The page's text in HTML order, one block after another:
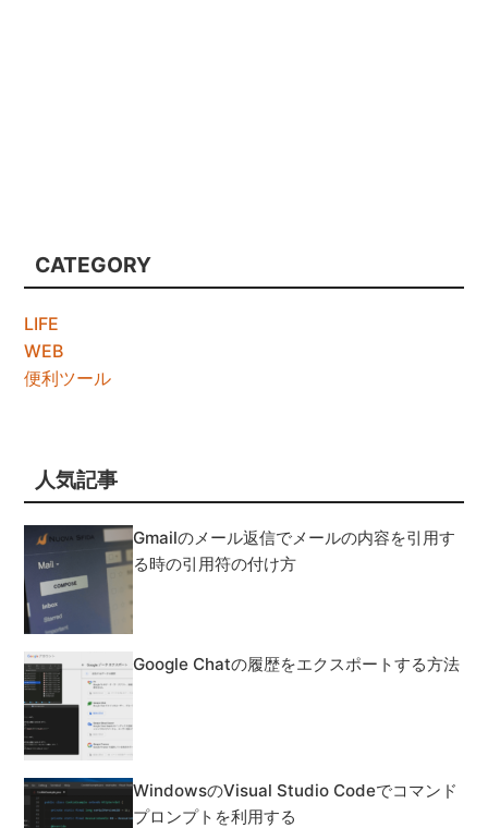
CATEGORY
LIFE
WEB
便利ツール
人気記事
Gmailのメール返信でメールの内容を引用す
る時の引用符の付け方
Google Chatの履歴をエクスポートする方法
WindowsのVisual Studio Codeでコマンド
プロンプトを利用する